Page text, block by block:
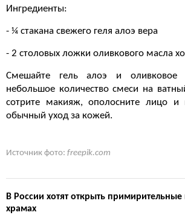
Ингредиенты:
- ¼ стакана свежего геля алоэ вера
- 2 столовых ложки оливкового масла
Смешайте гель алоэ и оливковое
небольшое количество смеси на
сотрите макияж, ополосните лицо и
обычный уход за кожей.
Источник фото: freepik.com
В России хотят открыть
храмах